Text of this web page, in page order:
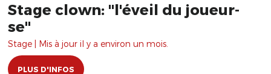
Stage clown: "l'éveil du joueur-
se"
Stage | Mis à jour il y a environ un mois.
PLUS D'INFOS